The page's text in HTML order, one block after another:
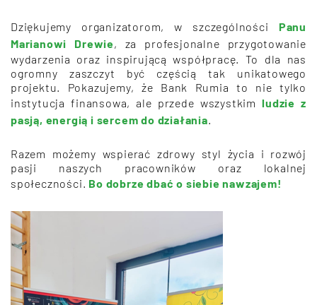
Dziękujemy organizatorom, w szczególności Panu
Marianowi Drewie, za profesjonalne przygotowanie
wydarzenia oraz inspirującą współpracę. To dla nas
ogromny zaszczyt być częścią tak unikatowego
projektu. Pokazujemy, że Bank Rumia to nie tylko
instytucja finansowa, ale przede wszystkim ludzie z
pasją, energią i sercem do działania
Razem możemy wspierać zdrowy styl życia i rozwój
pasji naszych pracowników oraz lokalnej
społeczności. Bo dobrze dbać o siebie nawzajem!